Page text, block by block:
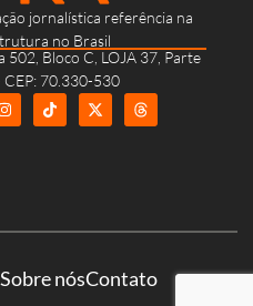
jornalística referência na
no Brasil
502, Bloco C, LOJA 37, Parte
CEP: 70.330-530
Sobre nósContato